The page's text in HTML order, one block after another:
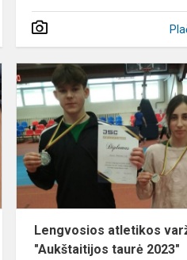
Šaškių-
šachmatų
turnyras
Subačiuje
Lengvosios atletikos
"Aukštaitijos taurė 2023"